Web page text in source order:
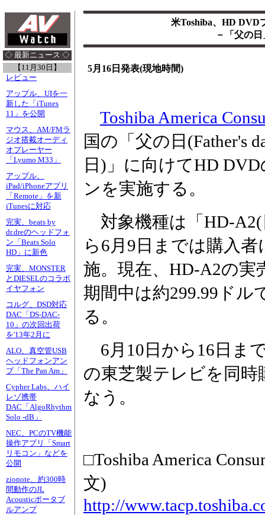
◇ 最新ニュース ◇
【11月30日】
レビュー
アップル、UIを一
新した「iTunes
11」を公開
マウス、AM/FMラ
ジオ搭載オーディ
オプレーヤー
「Lyumo M33」
アップル、
iPad/iPhoneアプリ
「Remote」を新
iTunesに対応
完実、beats by
dr.dreのヘッドフォ
ン「Beats Solo
HD」に新色
完実、MONSTER
とDIESELのコラボ
イヤフォン
コルグ、DSD対応
DAC「DS-DAC-
10」の次回出荷
を'13年2月に
ALO、真空管USB
ヘッドフォンアン
プ「The Pan Am」
Cypher Labs、ハイ
レゾ携帯
DAC「AlgoRhythm
Solo -dB」
NEC、PCのTV機能
操作アプリ「Smart
リモコン」などを
公開
zionote、約300時
間動作のJL
Acousticポータブ
ルアンプ
米Toshiba、HD DVD
－「父の
5月16日発表(現地時間)
Toshiba America
国の「父の日(Father's
日)」に向けてHD
ンを実施する。
対象機種は「HD-A2(
ら6月9日までは購入
施。現在、HD-A2の実
期間中は約299.99ドル
る。
6月10日から16日ま
の東芝製テレビを同
なう。
□Toshiba America
文)
http://